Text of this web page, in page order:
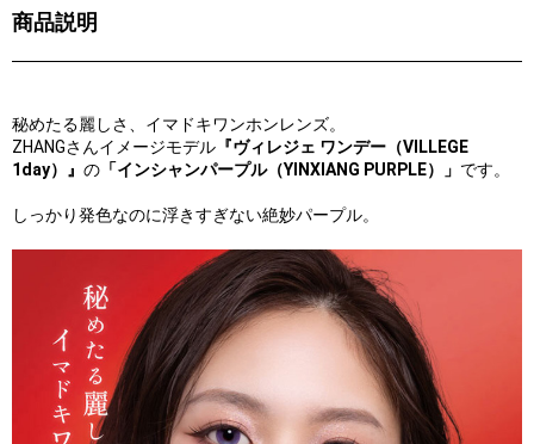
商品説明
秘めたる麗しさ、イマドキワンホンレンズ。
ZHANGさんイメージモデル 『ヴィレジェ ワンデー（VILLEGE
1day）』 の 「インシャンパープル（YINXIANG PURPLE）」 です。
しっかり発色なのに浮きすぎない絶妙パープル。